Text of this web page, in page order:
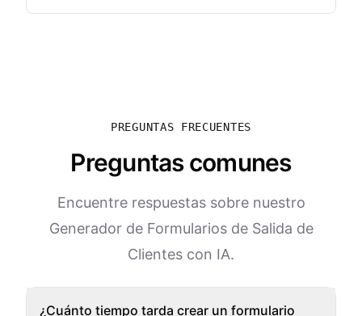
PREGUNTAS FRECUENTES
Preguntas comunes
Encuentre respuestas sobre nuestro
Generador de Formularios de Salida de
Clientes con IA.
¿Cuánto tiempo tarda crear un formulario